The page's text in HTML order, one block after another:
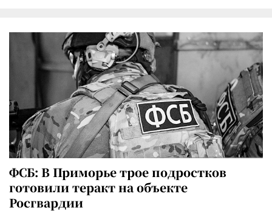
ФСБ: В Приморье трое подростков
готовили теракт на объекте
Росгвардии